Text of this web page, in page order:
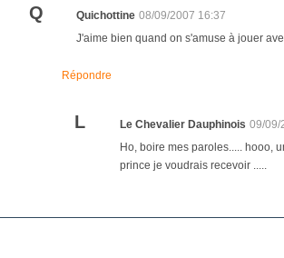
Q Quichottine 08/09/2007 16:37
J'aime bien quand on s'amuse à jouer
Répondre
L Le Chevalier Dauphinois 09/09/
Ho, boire mes paroles..... hooo,
prince je voudrais recevoir .....